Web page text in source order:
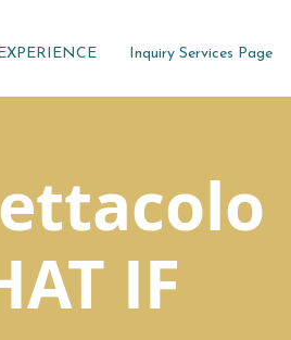
Inquiry Services Page
IF